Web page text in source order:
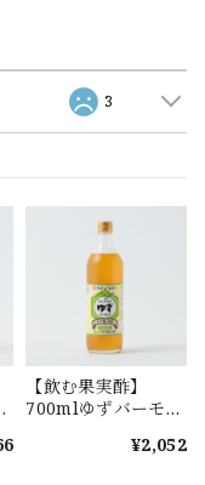
3
【飲む果実酢】
700mlゆずバーモン
¥2,052